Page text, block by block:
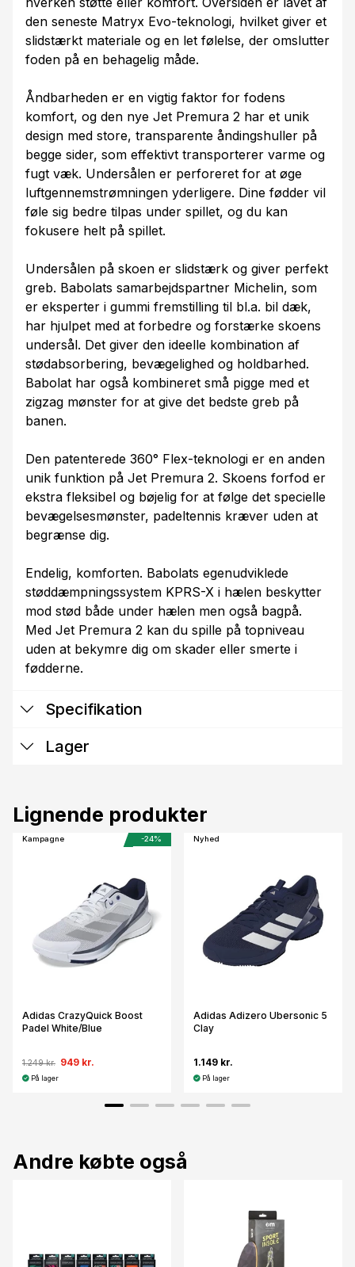
den seneste Matryx Evo-teknologi, hvilket giver et
slidstærkt materiale og en let følelse, der omslutter
foden på en behagelig måde.
Åndbarheden er en vigtig faktor for fodens
komfort, og den nye Jet Premura 2 har et unik
design med store, transparente åndingshuller på
begge sider, som effektivt transporterer varme og
fugt væk. Undersålen er perforeret for at øge
luftgennemstrømningen yderligere. Dine fødder vil
føle sig bedre tilpas under spillet, og du kan
fokusere helt på spillet.
Undersålen på skoen er slidstærk og giver perfekt
greb. Babolats samarbejdspartner Michelin, som
er eksperter i gummi fremstilling til bl.a. bil dæk,
har hjulpet med at forbedre og forstærke skoens
undersål. Det giver den ideelle kombination af
stødabsorbering, bevægelighed og holdbarhed.
Babolat har også kombineret små pigge med et
zigzag mønster for at give det bedste greb på
banen.
Den patenterede 360° Flex-teknologi er en anden
unik funktion på Jet Premura 2. Skoens forfod er
ekstra fleksibel og bøjelig for at følge det specielle
bevægelsesmønster, padeltennis kræver uden at
begrænse dig.
Endelig, komforten. Babolats egenudviklede
støddæmpningssystem KPRS-X i hælen beskytter
mod stød både under hælen men også bagpå.
Med Jet Premura 2 kan du spille på topniveau
uden at bekymre dig om skader eller smerte i
fødderne.
Specifikation
Lager
Lignende produkter
Kampagne -24%
Adidas CrazyQuick Boost
Padel White/Blue
1.249 kr. 949 kr.
På lager
Nyhed
Adidas Adizero Ubersonic 5
Clay
1.149 kr.
På lager
Andre købte også